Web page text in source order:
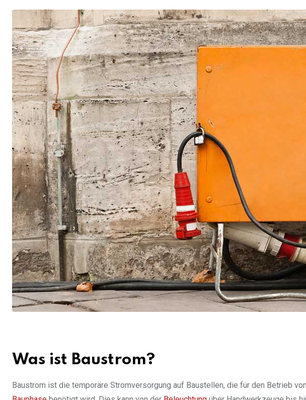
Was ist Baustrom?
Baustrom ist die temporäre Stromversorgung auf Baustellen, die für den Betrieb